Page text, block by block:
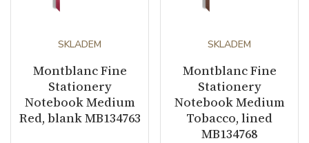
SKLADEM
Montblanc Fine
Stationery
Notebook Medium
Red, blank MB134763
SKLADEM
Montblanc Fine
Stationery
Notebook Medium
Tobacco, lined
MB134768